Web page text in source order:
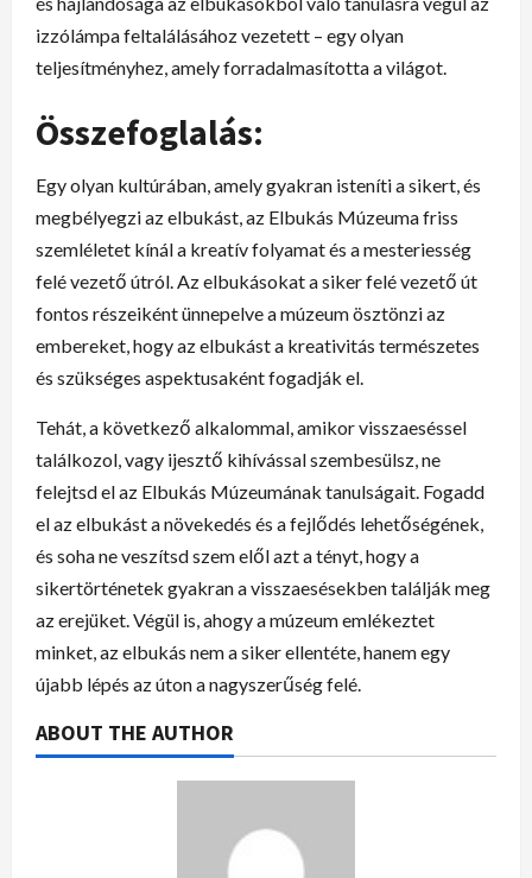
izzólámpa feltalálásához vezetett – egy olyan
teljesítményhez, amely forradalmasította a világot.
Összefoglalás:
Egy olyan kultúrában, amely gyakran isteníti a sikert, és
megbélyegzi az elbukást, az Elbukás Múzeuma friss
szemléletet kínál a kreatív folyamat és a mesteriesség
felé vezető útról. Az elbukásokat a siker felé vezető út
fontos részeiként ünnepelve a múzeum ösztönzi az
embereket, hogy az elbukást a kreativitás természetes
és szükséges aspektusaként fogadják el.
Tehát, a következő alkalommal, amikor visszaeséssel
találkozol, vagy ijesztő kihívással szembesülsz, ne
felejtsd el az Elbukás Múzeumának tanulságait. Fogadd
el az elbukást a növekedés és a fejlődés lehetőségének,
és soha ne veszítsd szem elől azt a tényt, hogy a
sikertörténetek gyakran a visszaesésekben találják meg
az erejüket. Végül is, ahogy a múzeum emlékeztet
minket, az elbukás nem a siker ellentéte, hanem egy
újabb lépés az úton a nagyszerűség felé.
ABOUT THE AUTHOR